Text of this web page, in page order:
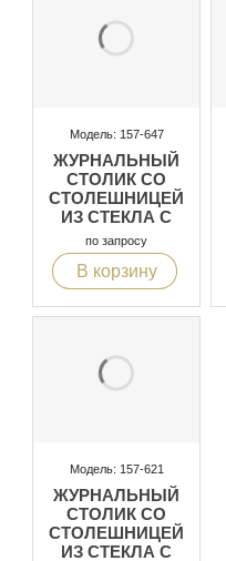
Модель: 157-647
ЖУРНАЛЬНЫЙ
СТОЛИК СО
СТОЛЕШНИЦЕЙ
ИЗ СТЕКЛА С
ЭФФЕКТОМ
МРАМОРА
по запросу
В корзину
Модель: 157-621
ЖУРНАЛЬНЫЙ
СТОЛИК СО
СТОЛЕШНИЦЕЙ
ИЗ СТЕКЛА С